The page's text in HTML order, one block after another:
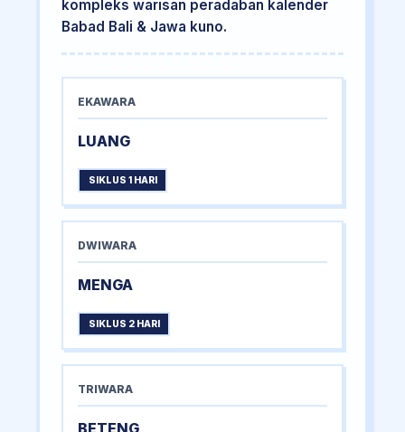
kompleks warisan peradaban kalender
Babad Bali & Jawa kuno.
EKAWARA
LUANG
SIKLUS 1 HARI
DWIWARA
MENGA
SIKLUS 2 HARI
TRIWARA